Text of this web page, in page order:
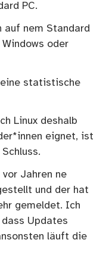
PC.
auf nem Standard
oder
statistische
Linux deshalb
eignet, ist
Jahren ne
und der hat
gemeldet. Ich
Updates
läuft die